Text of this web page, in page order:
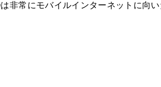
非常にモバイルインターネットに向